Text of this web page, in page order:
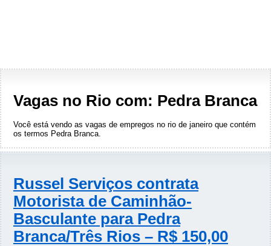
Vagas no Rio com: Pedra Branca
Você está vendo as vagas de empregos no rio de janeiro que contém
os termos Pedra Branca.
Russel Serviços contrata
Motorista de Caminhão-
Basculante para Pedra
Branca/Três Rios – R$ 150,00